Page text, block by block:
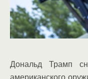
Дональд Трамп